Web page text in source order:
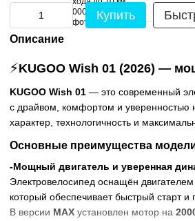
Купить
Описание
⚡KUGOO Wish 01 (2026) —
KUGOO Wish 01 — это современный
с драйвом, комфортом и уверенностью
характер, технологичность и
Основные преимущества
-Мощный двигатель и уверенная
Электровелосипед оснащён
который обеспечивает быстрый старт и
В версии MAX установлен мотор на